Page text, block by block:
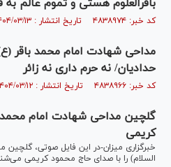
باقرالعلوم هستی و تموم عالم به
کد خبر: ۴۸۳۸۹۷۴ تاریخ انتشار : ۱۴۰۴/۰۳/۱۳
مداحی شهادت امام محمد باقر
حدادیان/ نه حرم داری نه زائر
کد خبر: ۴۸۳۸۹۶۶ تاریخ انتشار : ۱۴۰۴/۰۳/۱۲
گلچین مداحی شهادت امام محمد
کریمی
خبرگزاری میزان-در این فایل صوتی،
السلام) را با صدای حاج محمود کریمی